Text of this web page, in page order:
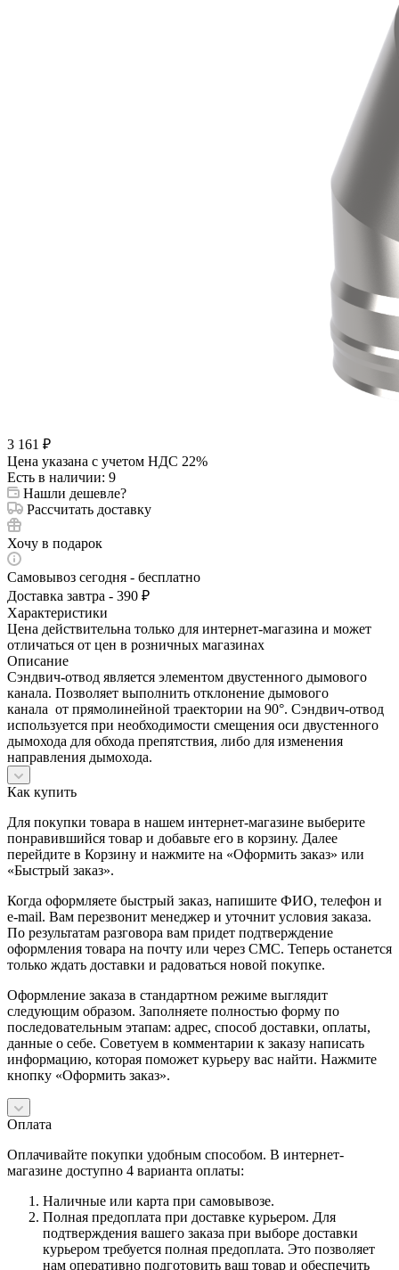
3 161 ₽
Цена указана с учетом НДС 22%
Есть в наличии: 9
Нашли дешевле?
Рассчитать доставку
Хочу в подарок
Самовывоз сегодня - бесплатно
Доставка завтра - 390 ₽
Характеристики
Цена действительна только для интернет-магазина и может
отличаться от цен в розничных магазинах
Описание
Сэндвич-отвод является элементом двустенного дымового
канала. Позволяет выполнить отклонение дымового
канала от прямолинейной траектории на 90°. Сэндвич-отвод
используется при необходимости смещения оси двустенного
дымохода для обхода препятствия, либо для изменения
направления дымохода.
Как купить
Для покупки товара в нашем интернет-магазине выберите
понравившийся товар и добавьте его в корзину. Далее
перейдите в Корзину и нажмите на «Оформить заказ» или
«Быстрый заказ».
Когда оформляете быстрый заказ, напишите ФИО, телефон и
e-mail. Вам перезвонит менеджер и уточнит условия заказа.
По результатам разговора вам придет подтверждение
оформления товара на почту или через СМС. Теперь останется
только ждать доставки и радоваться новой покупке.
Оформление заказа в стандартном режиме выглядит
следующим образом. Заполняете полностью форму по
последовательным этапам: адрес, способ доставки, оплаты,
данные о себе. Советуем в комментарии к заказу написать
информацию, которая поможет курьеру вас найти. Нажмите
кнопку «Оформить заказ».
Оплата
Оплачивайте покупки удобным способом. В интернет-
магазине доступно 4 варианта оплаты:
Наличные или карта при самовывозе.
Полная предоплата при доставке курьером. Для
подтверждения вашего заказа при выборе доставки
курьером требуется полная предоплата. Это позволяет
нам оперативно подготовить ваш товар и обеспечить